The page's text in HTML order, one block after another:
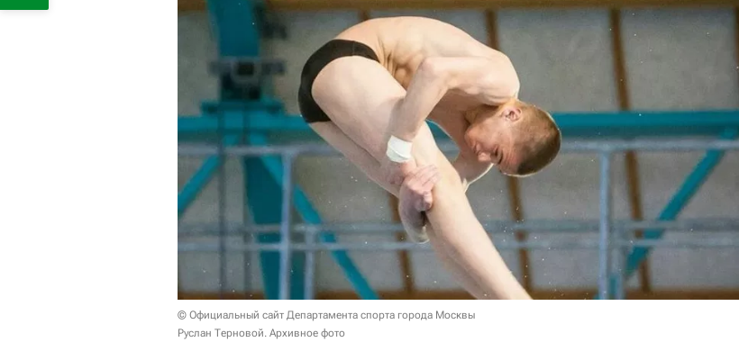
© Официальный сайт Департамента спорта города Москвы
Руслан Терновой. Архивное фото